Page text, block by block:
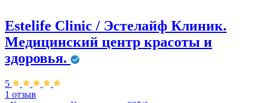
Estelife Clinic / Эстелайф Клиник.
Медицинский центр красоты и
здоровья.
5
1 отзыв